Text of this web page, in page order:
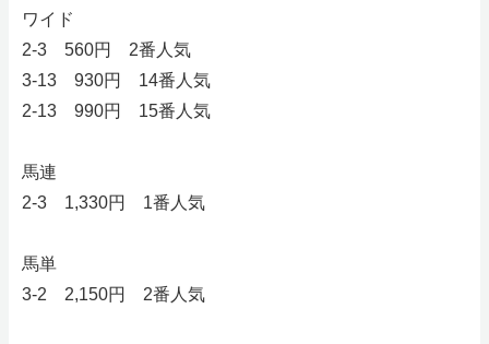
ワイド
2-3 560円 2番人気
3-13 930円 14番人気
2-13 990円 15番人気
馬連
2-3 1,330円 1番人気
馬単
3-2 2,150円 2番人気